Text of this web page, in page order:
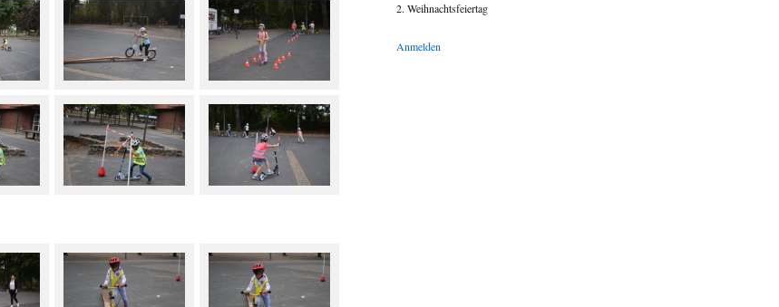
2. Weihnachtsfeiertag
Anmelden